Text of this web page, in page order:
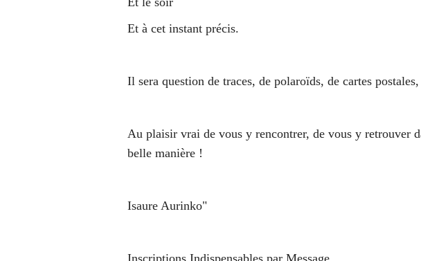
Et à cet instant précis.
Il sera question de traces, de polaroïds, de cartes
Au plaisir vrai de vous y rencontrer, de vous y retrouver
belle manière !
Isaure Aurinko"
Inscriptions Indispensables par Message